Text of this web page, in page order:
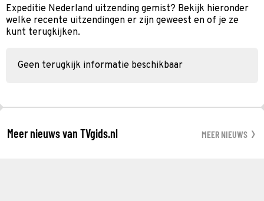
Expeditie Nederland uitzending gemist? Bekijk hieronder
welke recente uitzendingen er zijn geweest en of je ze
kunt terugkijken.
Geen terugkijk informatie beschikbaar
Meer nieuws van TVgids.nl MEER NIEUWS